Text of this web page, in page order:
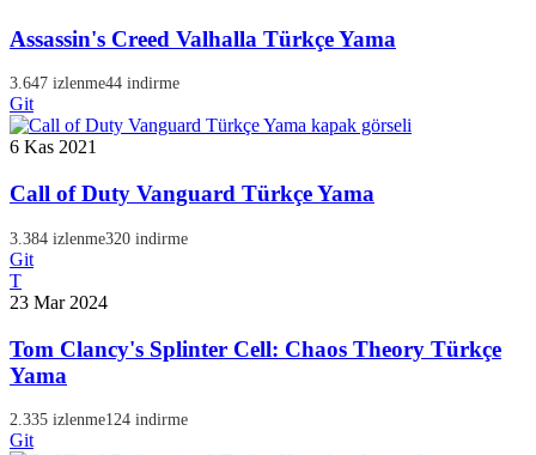
Assassin's Creed Valhalla Türkçe Yama
3.647 izlenme44 indirme
Git
6 Kas 2021
Call of Duty Vanguard Türkçe Yama
3.384 izlenme320 indirme
Git
T
23 Mar 2024
Tom Clancy's Splinter Cell: Chaos Theory Türkçe
Yama
2.335 izlenme124 indirme
Git